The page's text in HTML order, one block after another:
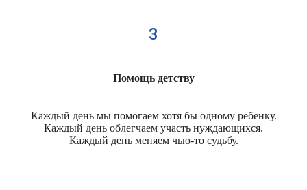
3
Помощь детству
Каждый день мы помогаем хотя бы одному ребенку.
Каждый день облегчаем участь нуждающихся.
Каждый день меняем чью-то судьбу.